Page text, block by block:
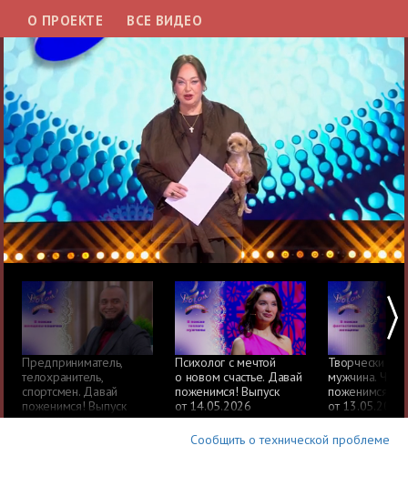
О ПРОЕКТЕ
ВСЕ ВИДЕО
Предприниматель,
телохранитель,
спортсмен. Давай
поженимся! Выпуск
от 15.05.2026
Психолог с мечтой
о новом счастье. Давай
поженимся! Выпуск
от 14.05.2026
Творчески
мужчина.
поженимся!
от 13.05.2026
Сообщить о технической проблеме